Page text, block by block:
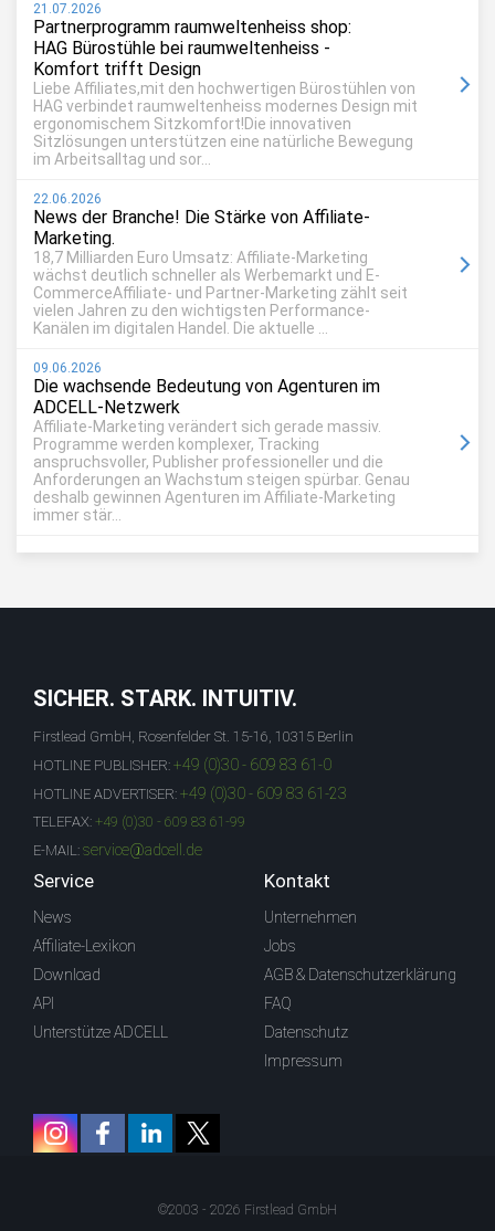
21.07.2026
Partnerprogramm raumweltenheiss shop:
HAG Bürostühle bei raumweltenheiss -
Komfort trifft Design
Liebe Affiliates,mit den hochwertigen Bürostühlen von
HAG verbindet raumweltenheiss modernes Design mit
ergonomischem Sitzkomfort!Die innovativen
Sitzlösungen unterstützen eine natürliche Bewegung
im Arbeitsalltag und sor...
22.06.2026
News der Branche! Die Stärke von Affiliate-
Marketing.
18,7 Milliarden Euro Umsatz: Affiliate-Marketing
wächst deutlich schneller als Werbemarkt und E-
CommerceAffiliate- und Partner-Marketing zählt seit
vielen Jahren zu den wichtigsten Performance-
Kanälen im digitalen Handel. Die aktuelle ...
09.06.2026
Die wachsende Bedeutung von Agenturen im
ADCELL-Netzwerk
Affiliate-Marketing verändert sich gerade massiv.
Programme werden komplexer, Tracking
anspruchsvoller, Publisher professioneller und die
Anforderungen an Wachstum steigen spürbar. Genau
deshalb gewinnen Agenturen im Affiliate-Marketing
immer stär...
SICHER. STARK. INTUITIV.
Firstlead GmbH, Rosenfelder St. 15-16, 10315 Berlin
HOTLINE PUBLISHER: +49 (0)30 - 609 83 61-0
HOTLINE ADVERTISER: +49 (0)30 - 609 83 61-23
TELEFAX: +49 (0)30 - 609 83 61-99
E-MAIL: service@adcell.de
Service
News
Affiliate-Lexikon
Download
API
Unterstütze ADCELL
Kontakt
Unternehmen
Jobs
AGB & Datenschutzerklärung
FAQ
Datenschutz
Impressum
©2003 - 2026 Firstlead GmbH